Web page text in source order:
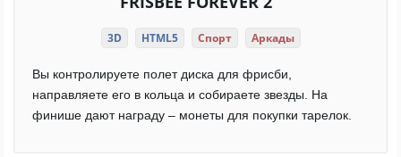
3D HTML5 Спорт Аркады
Вы контролируете полет диска для фрисби,
направляете его в кольца и собираете звезды. На
финише дают награду – монеты для покупки тарелок.